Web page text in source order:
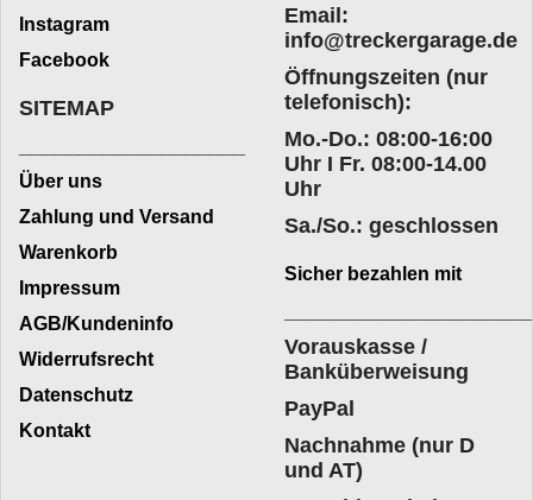
Instagram
Facebook
Email:
info@treckergarage.de
Öffnungszeiten (nur
telefonisch):
Mo.-Do.: 08:00-16:00
Uhr I Fr. 08:00-14.00
Uhr
Sa./So.: geschlossen
SITEMAP
Über uns
Zahlung und Versand
Warenkorb
Impressum
AGB/Kundeninfo
Widerrufsrecht
Datenschutz
Kontakt
Sicher bezahlen mit
Vorauskasse /
Banküberweisung
PayPal
Nachnahme (nur D
und AT)